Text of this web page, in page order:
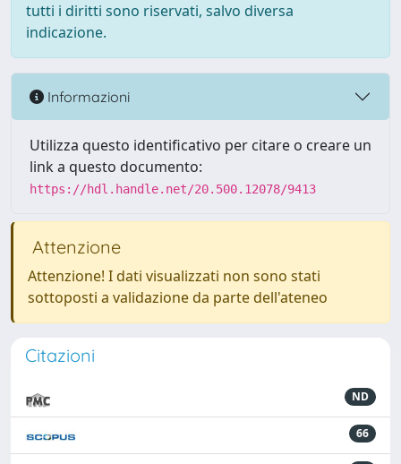
tutti i diritti sono riservati, salvo diversa
indicazione.
Informazioni
Utilizza questo identificativo per citare o creare un
link a questo documento:
https://hdl.handle.net/20.500.12078/9413
Attenzione
Attenzione! I dati visualizzati non sono stati
sottoposti a validazione da parte dell'ateneo
Citazioni
ND
66